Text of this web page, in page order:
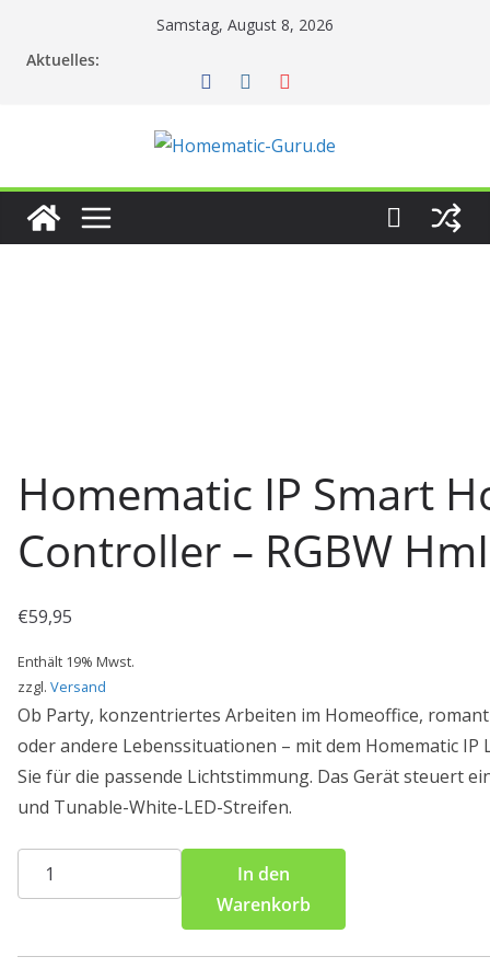
Samstag, August 8, 2026
Aktuelles:
Homematic IP Smart
Controller – RGBW
€59,95
Enthält 19% Mwst.
zzgl. Versand
Ob Party, konzentriertes Arbeiten im Homeoffice,
oder andere Lebenssituationen – mit dem Homematic IP
Sie für die passende Lichtstimmung. Das Gerät steuert
und Tunable-White-LED-Streifen.
Homematic
IP
Home
In den
Warenkorb